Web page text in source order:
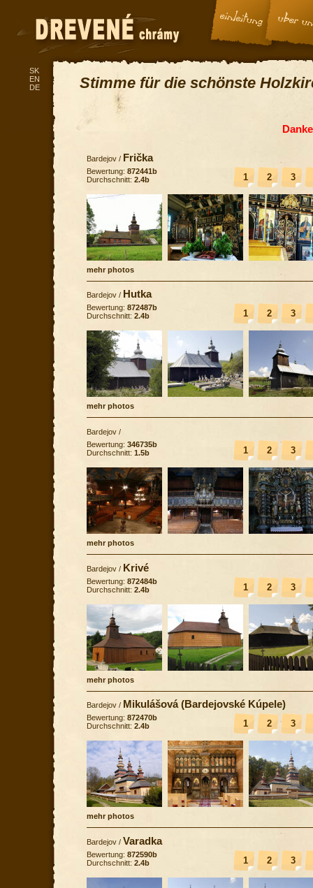
Stimme für die schönste
Bardejov / Frička
1 2 3
Bewertung: 872441b
Durchschnitt: 2.4b
mehr photos
Bardejov / Hutka
1 2 3
Bewertung: 872487b
Durchschnitt: 2.4b
mehr photos
Bardejov /
1 2 3
Bewertung: 346735b
Durchschnitt: 1.5b
mehr photos
Bardejov / Krivé
1 2 3
Bewertung: 872484b
Durchschnitt: 2.4b
mehr photos
Bardejov / Mikulášová (Bardejovské Kúpele)
1 2 3
Bewertung: 872470b
Durchschnitt: 2.4b
mehr photos
Bardejov / Varadka
1 2 3
Bewertung: 872590b
Durchschnitt: 2.4b
SK
EN
DE